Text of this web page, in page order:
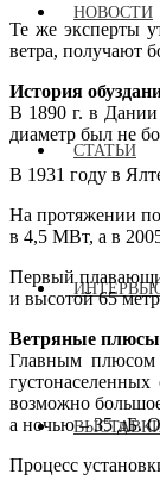
НОВОСТИ
СТАТЬИ
ВЫСТАВКИ
Те же эксперты
ветра, получают
История
В 1890 г. в
диаметр был не
В 1931 году в
На протяжении
в 4,5 МВт, а в
Первый
и высотой 65
Ветряные
Главным плюсом
возможно
а ночью – 35 дБ.
Процесс